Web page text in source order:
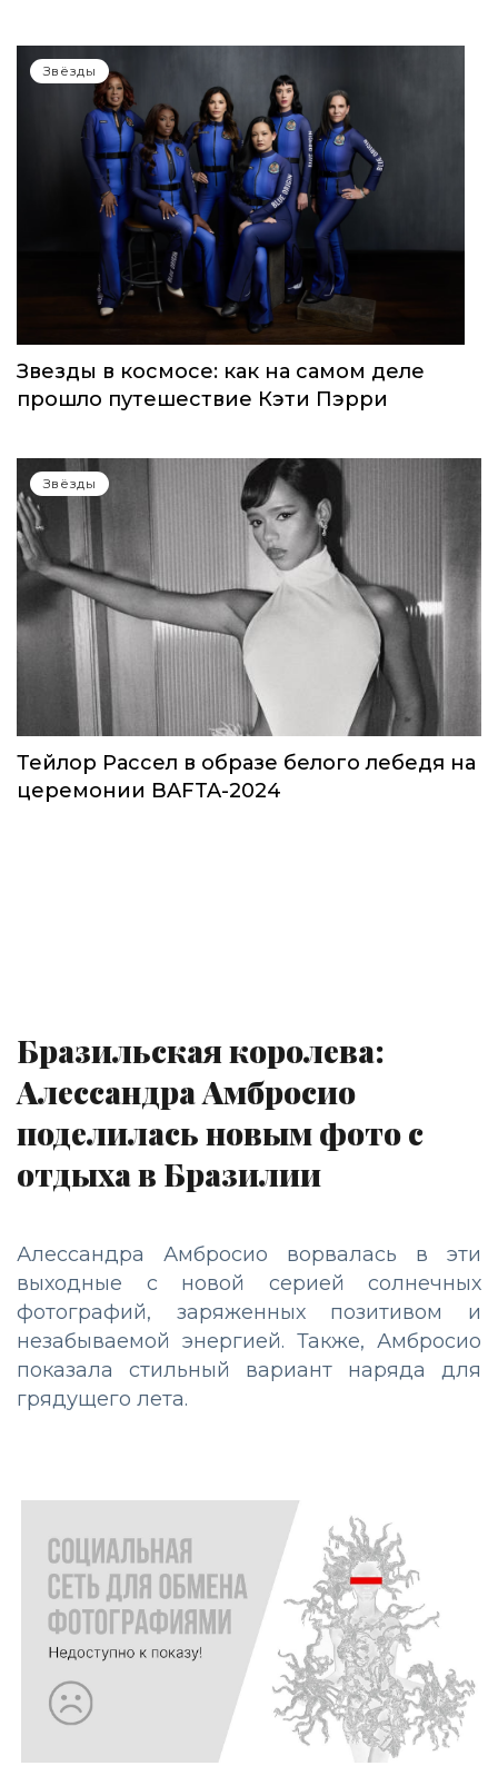
Звёзды
Звезды в космосе: как на самом деле
прошло путешествие Кэти Пэрри
Звёзды
Тейлор Рассел в образе белого лебедя на
церемонии BAFTA-2024
Бразильская королева:
Алессандра Амбросио
поделилась новым фото с
отдыха в Бразилии
Алессандра Амбросио ворвалась в эти
выходные с новой серией солнечных
фотографий, заряженных позитивом и
незабываемой энергией. Также, Амбросио
показала стильный вариант наряда для
грядущего лета.